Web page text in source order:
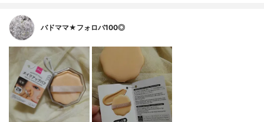
バドママ★フォロバ100◎